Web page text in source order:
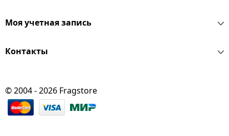
Моя учетная запись
Контакты
© 2004 - 2026 Fragstore